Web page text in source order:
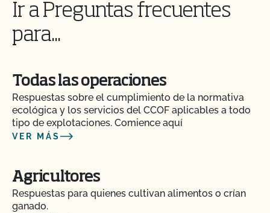
Ir a Preguntas frecuentes
para...
Todas las operaciones
Respuestas sobre el cumplimiento de la normativa
ecológica y los servicios del CCOF aplicables a todo
tipo de explotaciones. Comience aquí
VER MÁS
Agricultores
Respuestas para quienes cultivan alimentos o crían
ganado.